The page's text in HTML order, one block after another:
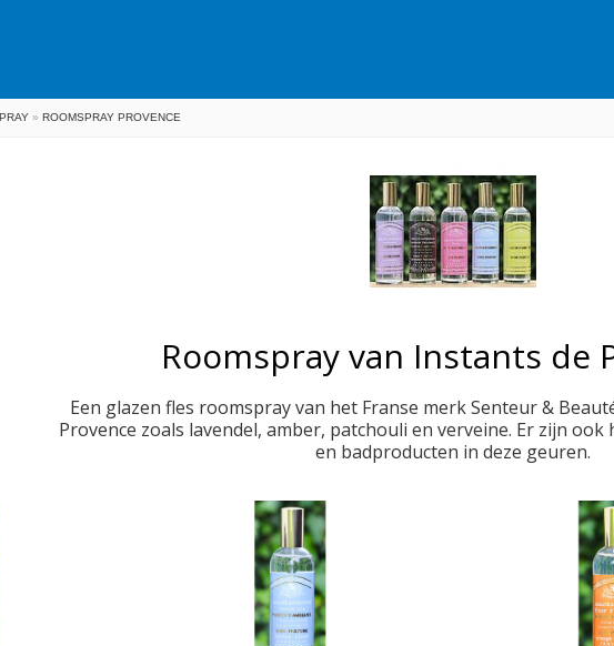
» ROOMSPRAY PROVENCE
Roomspray van Instants de
Een glazen fles roomspray van het Franse merk Senteur &
Provence zoals lavendel, amber, patchouli en verveine. Er zijn
en badproducten in deze geuren.